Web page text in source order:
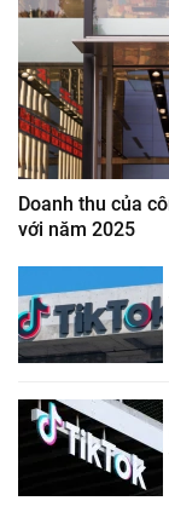
Doanh thu của
với năm 2025